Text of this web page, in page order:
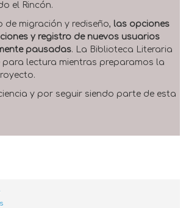
el Rincón.
de migración y rediseño, las opciones
y registro de nuevos usuarios
pausadas. La Biblioteca Literaria
para lectura mientras preparamos la
y por seguir siendo parte de esta